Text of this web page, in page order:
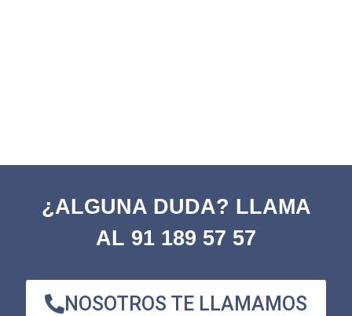
¿ALGUNA DUDA? LLAMA
AL 91 189 57 57
NOSOTROS TE LLAMAMOS